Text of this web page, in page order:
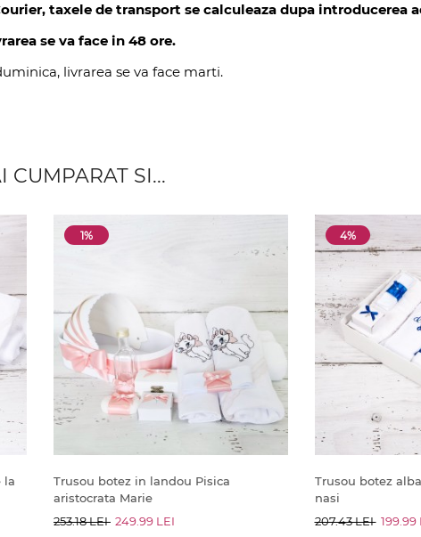
taxele de transport se calculeaza dupa introducerea
se va face in 48 ore.
livrarea se va face marti.
CUMPARAT SI...
la
1%
Trusou botez in landou Pisica
aristocrata Marie
253.18 LEI 249.99 LEI
4%
Trusou botez
nasi
207.43 LEI 199.99